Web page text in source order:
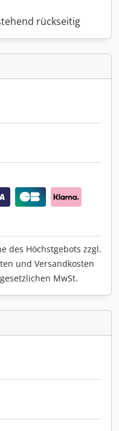
rückseitig
des Höchstgebots zzgl.
und Versandkosten
MwSt.